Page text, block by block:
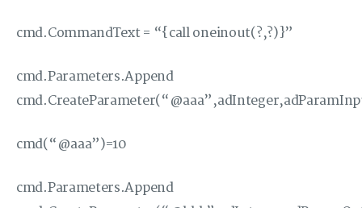
cmd.CommandText = “{call oneinout(?,?)}”
cmd.Parameters.Append
cmd(“@aaa”)=10
cmd.Parameters.Append